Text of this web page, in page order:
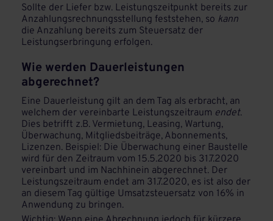
Sollte der Liefer bzw. Leistungszeitpunkt bereits zur
Anzahlungsrechnungsstellung feststehen, so kann
die Anzahlung bereits zum Steuersatz der
Leistungserbringung erfolgen.
Wie werden Dauerleistungen
abgerechnet?
Eine Dauerleistung gilt an dem Tag als erbracht, an
welchem der vereinbarte Leistungszeitraum endet.
Dies betrifft z.B. Vermietung, Leasing, Wartung,
Überwachung, Mitgliedsbeiträge, Abonnements,
Lizenzen. Beispiel: Die Überwachung einer Baustelle
wird für den Zeitraum vom 15.5.2020 bis 31.7.2020
vereinbart und im Nachhinein abgerechnet. Der
Leistungszeitraum endet am 31.7.2020, es ist also der
an diesem Tag gültige Umsatzsteuersatz von 16% in
Anwendung zu bringen.